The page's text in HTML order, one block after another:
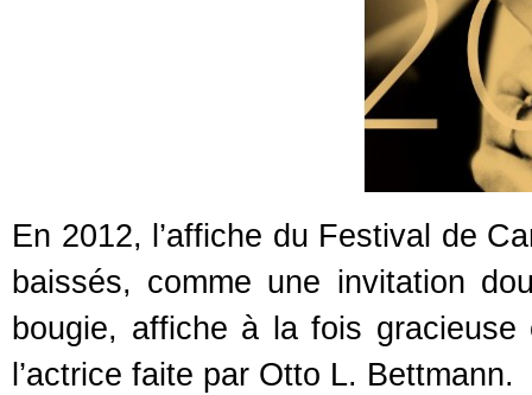
En 2012, l’affiche du Festival de
baissés, comme une invitation
bougie, affiche à la fois
l’actrice faite par Otto L. Bettmann.